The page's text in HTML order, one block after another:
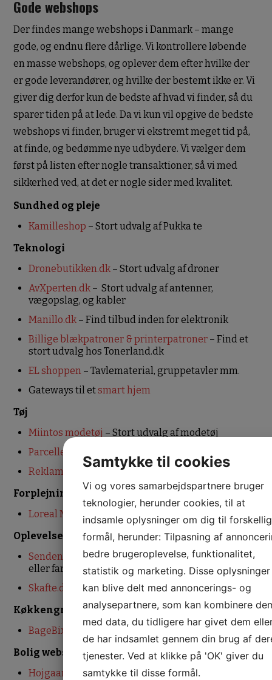
WEBSHOPS
FITNESS, WELLNESS OG
OPLEVELSER
ØKONOMI
KONTAKT
OPLEVELSER OG IT
Gode webshops
Der findes mange webshops i Danmark – mange
gode, og endnu flere dårlige. Vi kontrollere løbende
en masse webshops, og oplever dem efter hvilke der
er gode leverandører, og hvilke der bestemt ikke er. Vi
giver dig derfor kun de bedste af hvad vi finder, så du
sparer tiden på at lede. Da vi kun vil opgive de bedste
webshops vi finder, bruger vi ekstremt meget tid på,
at finde, og bedømme nye udbydere. Vi vælger dem
først på listen efter nogle transaktioner, så vi med
sikkerhed ved, at det er nogle sider med kvalitet.
Sundhed og pleje
Kamilleshop – Stort udvalg af Pukka te
Teknologi
Dronebutikken.dk – Stort udvalg af droner
AvXperten.dk – Stort udvalg af antenner,
vægopslag, og kabler
Manillo.dk – Find tilbud inden for elektronik
Billige blækpatroner & printerpatroner – Find et
stort udvalg hos Tonerland.dk
EL shoppen – Tavlematerial, gruppetavler mm.
Gateways til etsmart hjem
Tøj
Miintos modetøj – Stort udvalg af modetøj
Parcellet
Reklametryk
Forplejning
Loreal Mythic oil
– Olie blandinger til hårpleje
Oplevelser
Sendentanke– Gavekortet til din kæreste, din mor
eller far!
Skafte.dk
– find sodavand til festen her.
Køkkengrej
BageBixen.dk
– Bageforme
Bolig webshops
Hojgaard brugskunst og interiør
Samtykke til cookies
Vi og vores samarbejdspartnere bruger
teknologier, herunder cookies, til at
indsamle oplysninger om dig til
formål, herunder: Tilpasning af
bedre brugeroplevelse, funktionalitet,
statistik og marketing. Disse oplysninger
kan blive delt med annoncerings- og
analysepartnere, som kan kombinere
med data, du tidligere har givet dem
de har indsamlet gennem din brug af
tjenester. Ved at klikke på 'OK' giver du
samtykke til disse formål.